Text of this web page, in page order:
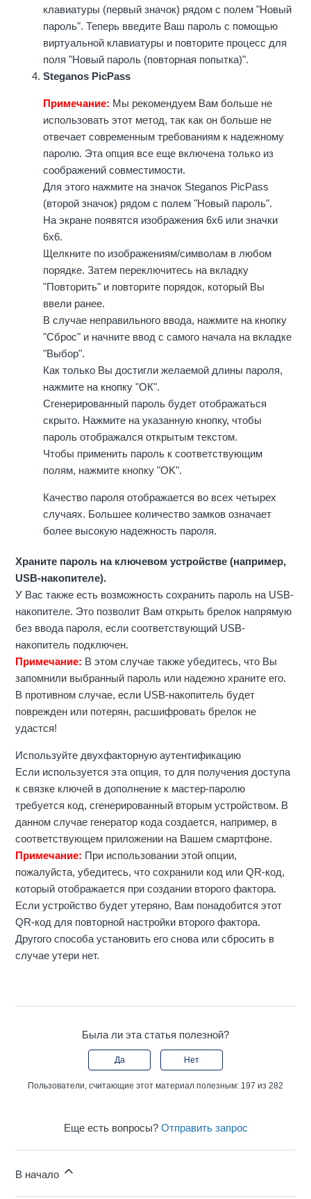
клавиатуры (первый значок) рядом с полем "Новый
пароль". Теперь введите Ваш пароль с помощью
виртуальной клавиатуры и повторите процесс для
поля "Новый пароль (повторная попытка)".
Steganos PicPass
Примечание: Мы рекомендуем Вам больше не
использовать этот метод, так как он больше не
отвечает современным требованиям к надежному
паролю. Эта опция все еще включена только из
соображений совместимости.
Для этого нажмите на значок Steganos PicPass
(второй значок) рядом с полем "Новый пароль".
На экране появятся изображения 6х6 или значки
6х6.
Щелкните по изображениям/символам в любом
порядке. Затем переключитесь на вкладку
"Повторить" и повторите порядок, который Вы
ввели ранее.
В случае неправильного ввода, нажмите на кнопку
"Сброс" и начните ввод с самого начала на вкладке
"Выбор".
Как только Вы достигли желаемой длины пароля,
нажмите на кнопку "ОК".
Сгенерированный пароль будет отображаться
скрыто. Нажмите на указанную кнопку, чтобы
пароль отображался открытым текстом.
Чтобы применить пароль к соответствующим
полям, нажмите кнопку "OK".
Качество пароля отображается во всех четырех
случаях. Большее количество замков означает
более высокую надежность пароля.
Храните пароль на ключевом устройстве (например,
USB-накопителе).
У Вас также есть возможность сохранить пароль на USB-
накопителе. Это позволит Вам открыть брелок напрямую
без ввода пароля, если соответствующий USB-
накопитель подключен.
Примечание: В этом случае также убедитесь, что Вы
запомнили выбранный пароль или надежно храните его.
В противном случае, если USB-накопитель будет
поврежден или потерян, расшифровать брелок не
удастся!
Используйте двухфакторную аутентификацию
Если используется эта опция, то для получения доступа
к связке ключей в дополнение к мастер-паролю
требуется код, сгенерированный вторым устройством. В
данном случае генератор кода создается, например, в
соответствующем приложении на Вашем смартфоне.
Примечание: При использовании этой опции,
пожалуйста, убедитесь, что сохранили код или QR-код,
который отображается при создании второго фактора.
Если устройство будет утеряно, Вам понадобится этот
QR-код для повторной настройки второго фактора.
Другого способа установить его снова или сбросить в
случае утери нет.
Была ли эта статья полезной?
Да Нет
Пользователи, считающие этот материал полезным: 197 из 282
Еще есть вопросы? Отправить запрос
В начало